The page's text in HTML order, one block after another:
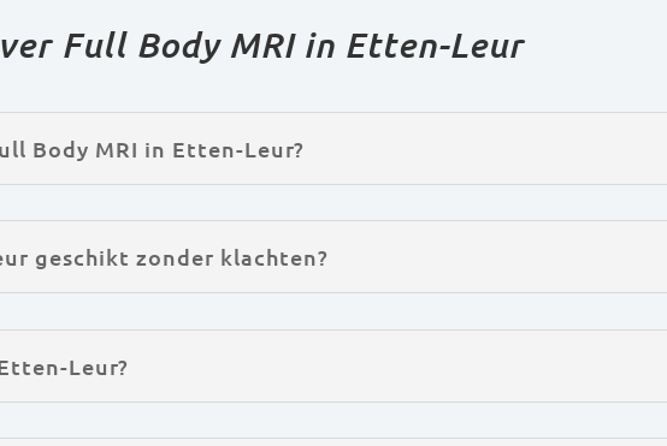
Full Body MRI in Etten-Leur
Body MRI in Etten-Leur?
geschikt zonder klachten?
Leur?